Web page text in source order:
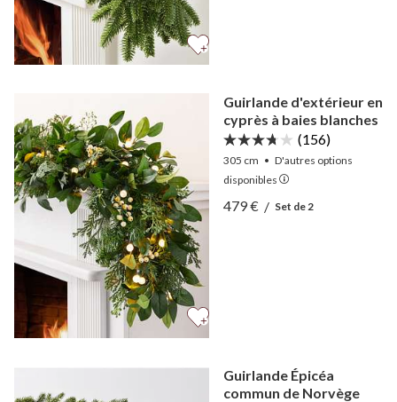
Guirlande d'extérieur en
cyprès à baies blanches
(156)
305 cm • D'autres options
disponibles
Afficher Guirlande
Afficher Guirlande
479 €/ Set de 2
Guirlande Épicéa
commun de Norvège